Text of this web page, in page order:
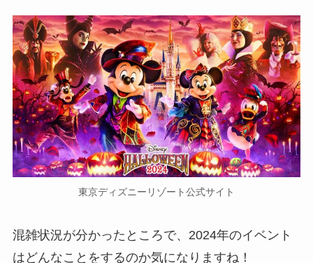
東京ディズニーリゾート公式サイト
混雑状況が分かったところで、2024年のイベント
はどんなことをするのか気になりますね！